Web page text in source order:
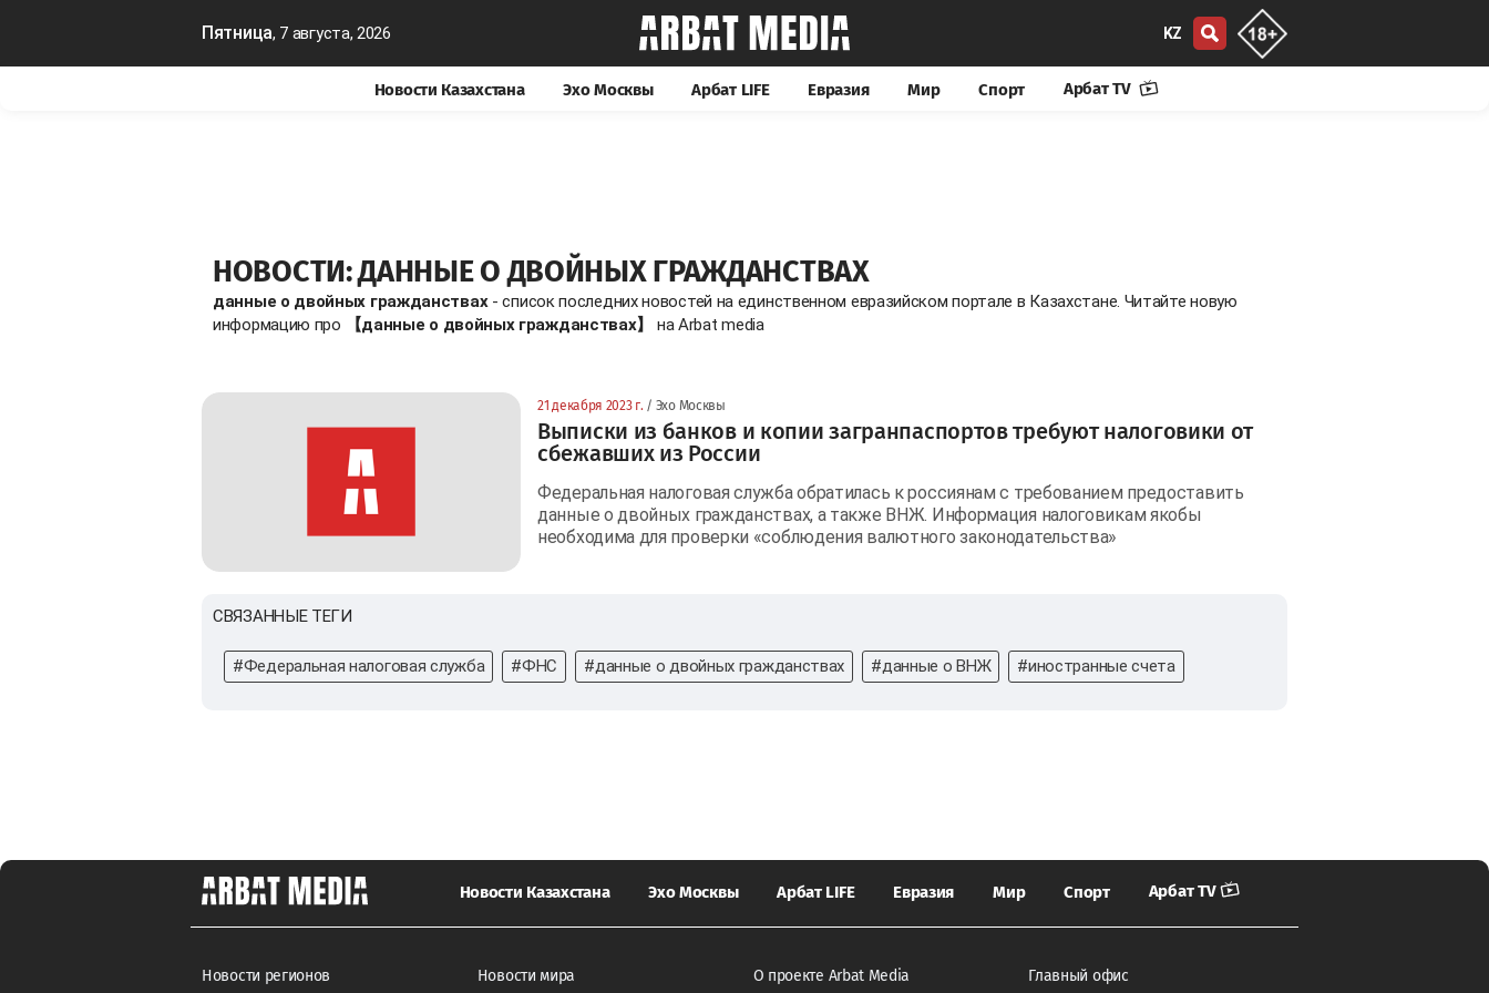
Пятница, 7 августа, 2026 KZ
Новости Казахстана Эхо Москвы Арбат LIFE Евразия Мир Спорт Арбат TV
НОВОСТИ: ДАННЫЕ О ДВОЙНЫХ ГРАЖДАНСТВАХ
данные о двойных гражданствах- список последних новостей на единственном евразийском портале в Казахстане. Читайте новую
информацию про
【данные о двойных гражданствах】 на Arbat media
21 декабря 2023 г. / Эхо Москвы
Выписки из банков и копии загранпаспортов требуют налоговики от
сбежавших из России
Федеральная налоговая служба обратилась к россиянам с требованием предоставить
данные о двойных гражданствах, а также ВНЖ. Информация налоговикам якобы
необходима для проверки «соблюдения валютного законодательства»
СВЯЗАННЫЕ ТЕГИ
#Федеральная налоговая служба #ФНС #данные о двойных гражданствах #данные о ВНЖ #иностранные счета
Новости Казахстана Эхо Москвы Арбат LIFE Евразия Мир Спорт Арбат TV
Новости регионов Новости мира О проекте Arbat Media Главный офис